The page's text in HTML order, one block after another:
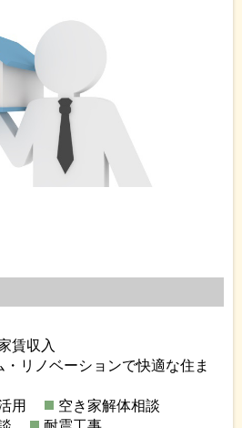
賃収入
リノベーションで快適な住ま
用
空き家解体相談